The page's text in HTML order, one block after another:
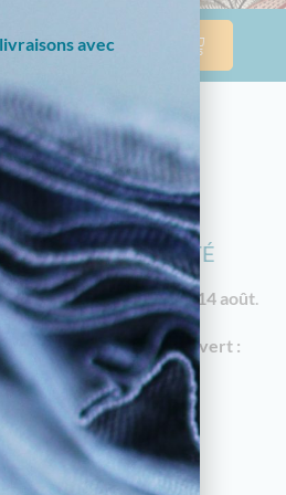
EN LIGNE EST
EN CONGÉS D'ÉTÉ
à partir duvendredi 14 août
à Limoges reste ouvert :
au samedi de 10h à
avec